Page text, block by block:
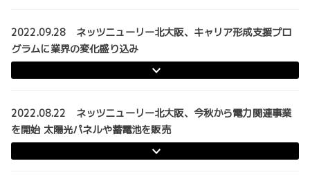
2022.09.28 ネッツニューリー北大阪、キャリア形成支援プロ
グラムに業界の変化盛り込み
2022.08.22 ネッツニューリー北大阪、今秋から電力関連事業
を開始 太陽光パネルや蓄電池を販売